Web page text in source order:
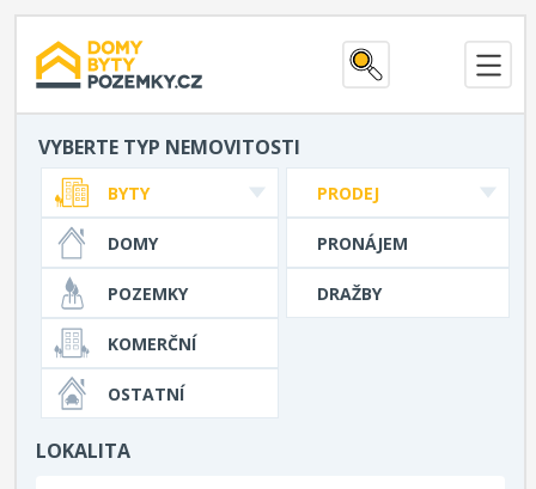
VYBERTE TYP NEMOVITOSTI
PRODEJ
PRONÁJEM
DRAŽBY
BYTY
DOMY
POZEMKY
KOMERČNÍ
OSTATNÍ
LOKALITA